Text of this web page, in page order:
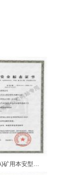
间】：两天
价】：热电厂
任刘先生：“ 圣
真的是一个细
两天时间把我
带秤安装的十
还教了我很多
维护的小技
间】：半个月